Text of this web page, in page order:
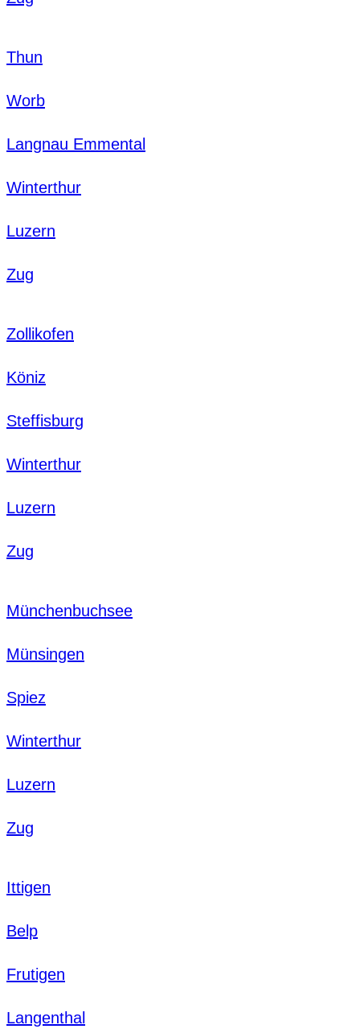
Thun
Worb
Langnau Emmental
Winterthur
Luzern
Zug
Zollikofen
Köniz
Steffisburg
Winterthur
Luzern
Zug
Münchenbuchsee
Münsingen
Spiez
Winterthur
Luzern
Zug
Ittigen
Belp
Frutigen
Langenthal